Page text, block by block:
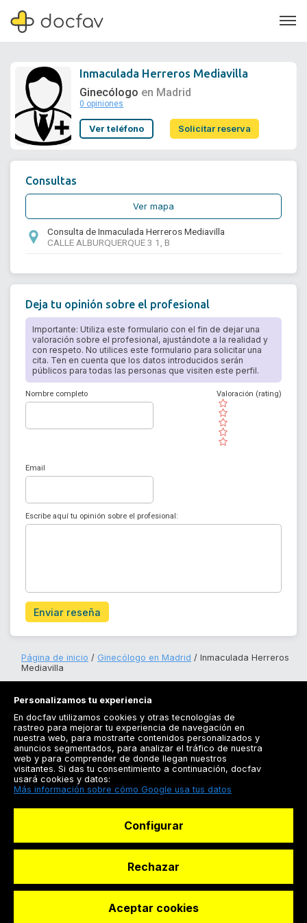
Soporte
Inmaculada Herreros Mediavilla
Ginecólogo en Madrid
0 opiniones
Ver teléfono Solicitar reserva
Consultas
Ver mapa
Consulta de Inmaculada Herreros Mediavilla
CALLE ALBURQUERQUE 3 1, B
Deja tu opinión sobre el profesional
Importante: Utiliza este formulario con el fin de dejar una
valoración sobre el profesional, ajustándote a la realidad y
con respeto. No utilices este formulario para solicitar una
cita. Ten en cuenta que los datos introducidos serán
públicos para todas las personas que visiten este perfil.
Nombre completo
( )
( )
( )
( )
( )
Valoración (rating)
Email
Escribe aquí tu opinión sobre el profesional:
Enviar reseña
Página de inicio Ginecólogo en Madrid
Inmaculada Herreros
Mediavilla
Registrarse
Docfav
© Dashboard Technologies S.L
Personalizamos tu experiencia
En docfav utilizamos cookies y otras tecnologías de
rastreo para mejorar tu experiencia de navegación en
nuestra web, para mostrarte contenidos personalizados y
anuncios segmentados, para analizar el tráfico de nuestra
web y para comprender de donde llegan nuestros
visitantes. Si das tu consentimiento a continuación, docfav
usará cookies y datos:
Más información sobre cómo Google usa tus datos
Configurar
Rechazar
Aceptar cookies